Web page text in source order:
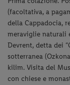
(facoltativa, a
della Cappadocia,
meraviglie naturali
Devrent, detta dei
sotterranea
kilim. Visita del
con chiese e